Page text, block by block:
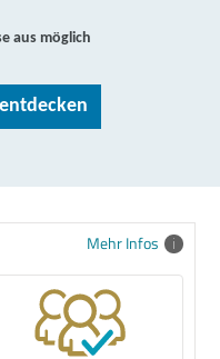
aus möglich
Mehr Infos